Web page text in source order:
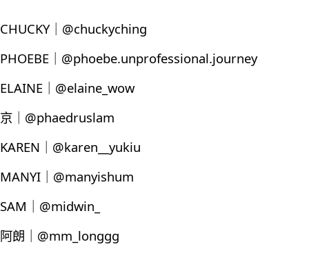
CHUCKY｜@chuckyching
PHOEBE｜@phoebe.unprofessional.journey
ELAINE｜@elaine_wow
京｜@phaedruslam
KAREN｜@karen__yukiu
MANYI｜@manyishum
SAM｜@midwin_
阿朗｜@mm_longgg